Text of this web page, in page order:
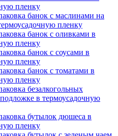
пленку
банок с маслинами на
пленку
банок с оливками в
пленку
банок с соусами в
пленку
банок с томатами в
пленку
безалкогольных
в термоусадочную
бутылок дюшеса в
пленку